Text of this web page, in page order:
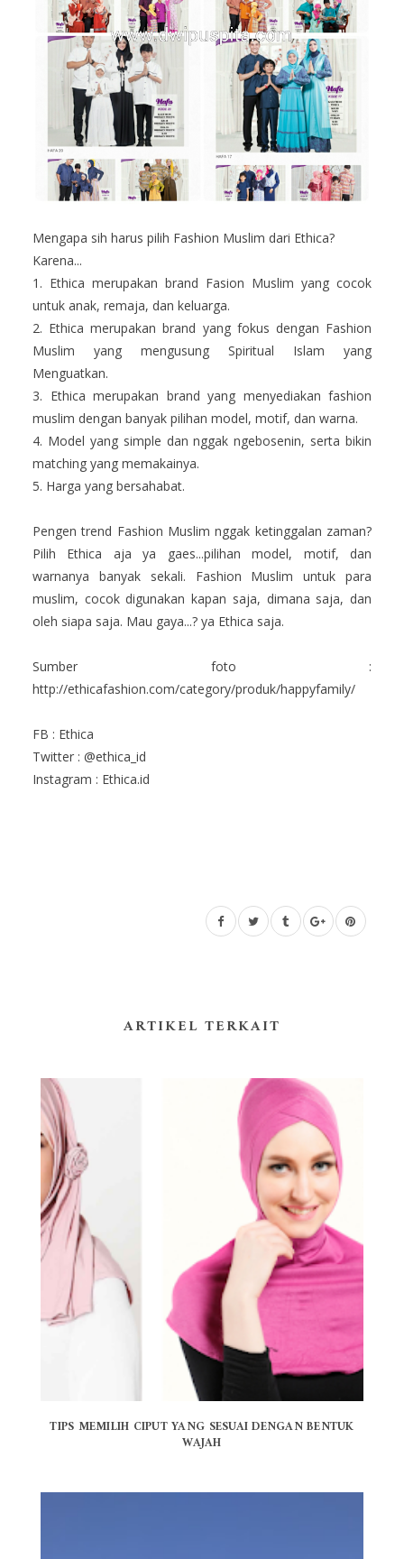
Mengapa sih harus pilih Fashion Muslim dari Ethica?
Karena...
1. Ethica merupakan brand Fasion Muslim yang cocok
untuk anak, remaja, dan keluarga.
2. Ethica merupakan brand yang fokus dengan Fashion
Muslim yang mengusung Spiritual Islam yang
Menguatkan.
3. Ethica merupakan brand yang menyediakan fashion
muslim dengan banyak pilihan model, motif, dan warna.
4. Model yang simple dan nggak ngebosenin, serta bikin
matching yang memakainya.
5. Harga yang bersahabat.
Pengen trend Fashion Muslim nggak ketinggalan zaman?
Pilih Ethica aja ya gaes...pilihan model, motif, dan
warnanya banyak sekali. Fashion Muslim untuk para
muslim, cocok digunakan kapan saja, dimana saja, dan
oleh siapa saja. Mau gaya...? ya Ethica saja.
Sumber foto :
http://ethicafashion.com/category/produk/happyfamily/
FB : Ethica
Twitter : @ethica_id
Instagram : Ethica.id
ARTIKEL TERKAIT
TIPS MEMILIH CIPUT YANG SESUAI DENGAN BENTUK
WAJAH